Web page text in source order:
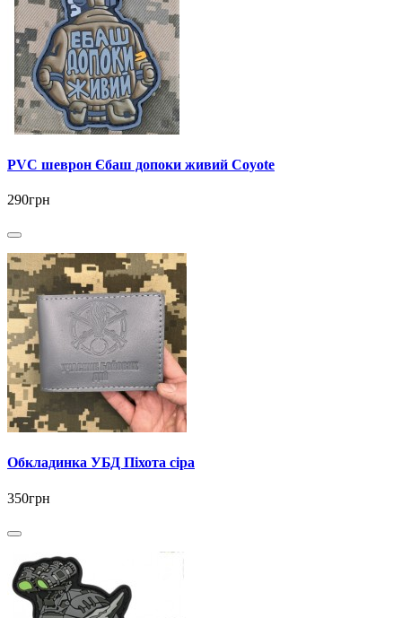
PVC шеврон Єбаш допоки живий Coyote
290грн
Обкладинка УБД Піхота сіра
350грн